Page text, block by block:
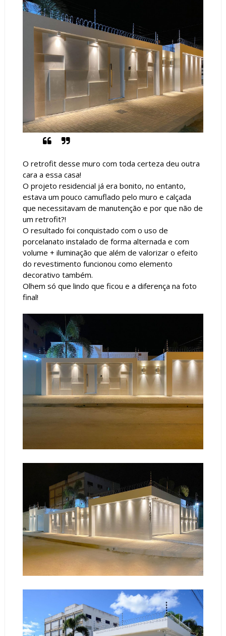
O retrofit desse muro com toda certeza deu outra
cara a essa casa!
O projeto residencial já era bonito, no entanto,
estava um pouco camuflado pelo muro e calçada
que necessitavam de manutenção e por que não de
um retrofit?!
O resultado foi conquistado com o uso de
porcelanato instalado de forma alternada e com
volume + iluminação que além de valorizar o efeito
do revestimento funcionou como elemento
decorativo também.
Olhem só que lindo que ficou e a diferença na foto
final!